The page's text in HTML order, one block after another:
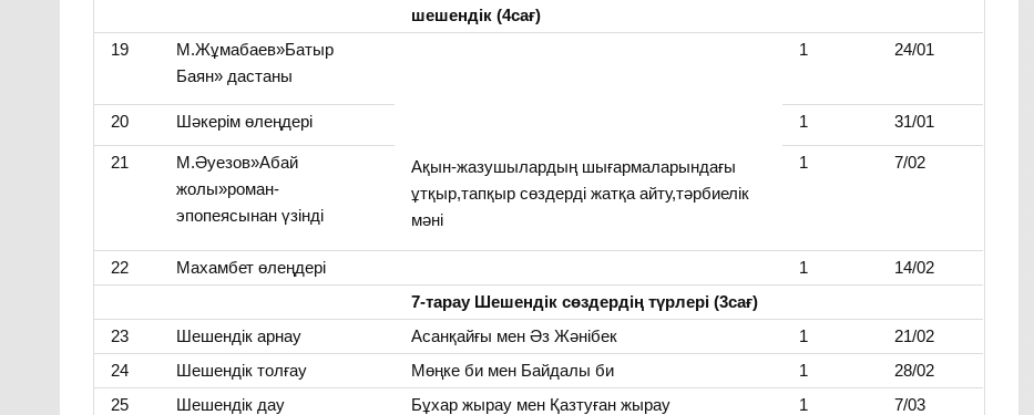
шешендік (4сағ)
19
М.Жұмабаев»Батыр
Баян» дастаны
Ақын-жазушылардың шығармаларындағы
ұтқыр,тапқыр сөздерді жатқа айту,тәрбиелік
мәні
1 24/01
20 Шәкерім өлеңдері 1 31/01
21
М.Әуезов»Абай
жолы»роман-
эпопеясынан үзінді
1 7/02
22 Махамбет өлеңдері 1
14/02
7-тарау Шешендік сөздердің түрлері (3сағ)
23
Шешендік арнау Асанқайғы мен Әз Жәнібек 1
21/02
24
Шешендік толғау Мөңке би мен Байдалы би 1
28/02
25
Шешендік дау Бұхар жырау мен Қазтуған жырау 1
7/03